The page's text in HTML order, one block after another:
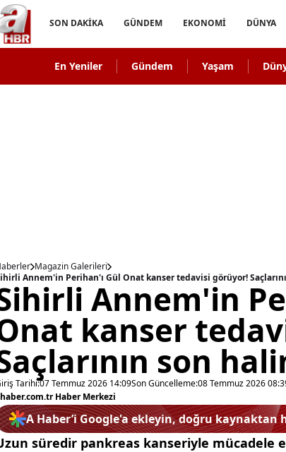
SON DAKİKA GÜNDEM EKONOMİ DÜNYA
En Yeniler Gündem Yaşam
Magazin Galerileri
Annem'in Perihan'ı Gül Onat kanser tedavisi görüyor!
Annem'in
kanser
son
Tarihi:07 Temmuz 2026 14:09Son Güncelleme:08 Temmuz 2026
Haber Merkezi
A Haber’i Google'a ekleyin, doğru kaynaktan
süredir pankreas kanseriyle mücadele